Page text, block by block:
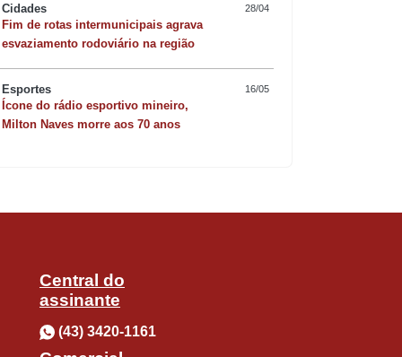
que deixou uma pessoa morta
6 meses e 29 dias de prisão em
do ano passado. O veículo
ele apresentava sinais
Quer sofisticar o
risoto de camarão
Cidades 28/04
Fim de rotas intermunicipais agrava
esvaziamento rodoviário na região
Esportes 16/05
Ícone do rádio esportivo mineiro,
Milton Naves morre aos 70 anos
Central do
assinante
(43) 3420-1161